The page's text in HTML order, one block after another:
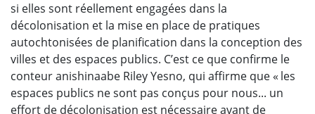
si elles sont réellement engagées dans la
décolonisation et la mise en place de pratiques
autochtonisées de planification dans la conception des
villes et des espaces publics. C’est ce que confirme le
conteur anishinaabe Riley Yesno, qui affirme que « les
espaces publics ne sont pas conçus pour nous... un
effort de décolonisation est nécessaire avant de